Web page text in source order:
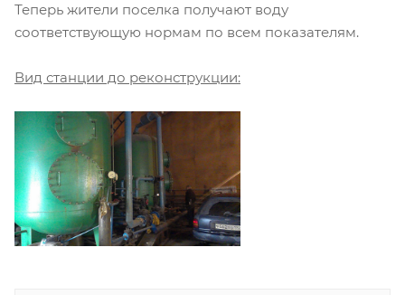
Теперь жители поселка получают воду
соответствующую нормам по всем показателям.
Вид станции до реконструкции: